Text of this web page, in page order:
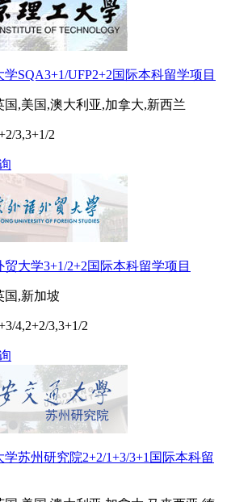
SQA3+1/UFP2+2国际本科留学项目
国,美国,澳大利亚,加拿大,新西兰
3,3+1/2
贸大学3+1/2+2国际本科留学项目
国,新加坡
4,2+2/3,3+1/2
苏州研究院2+2/1+3/3+1国际本科留